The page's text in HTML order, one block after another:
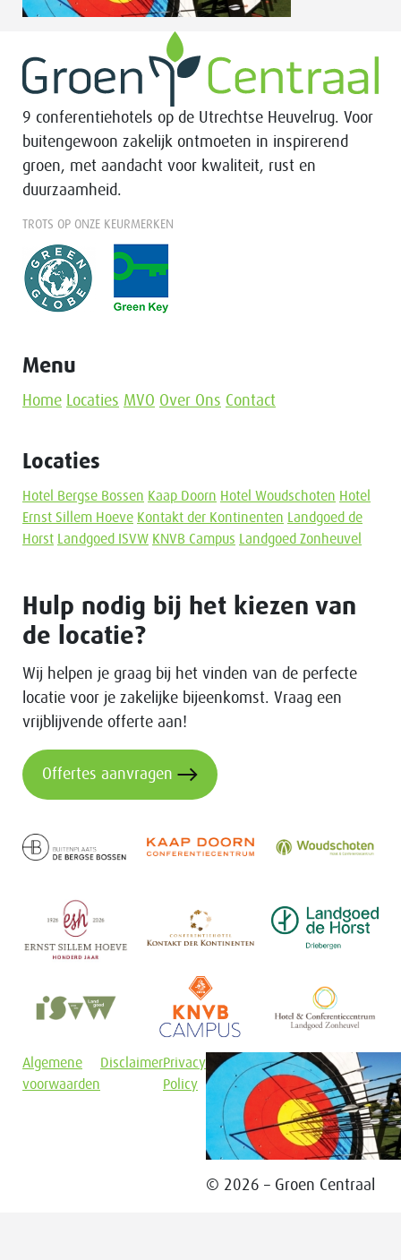
9 conferentiehotels op de Utrechtse Heuvelrug. Voor
buitengewoon zakelijk ontmoeten in inspirerend
groen, met aandacht voor kwaliteit, rust en
duurzaamheid.
TROTS OP ONZE KEURMERKEN
Menu
Home Locaties MVO Over Ons Contact
Locaties
Hotel Bergse Bossen Kaap Doorn Hotel Woudschoten Hotel
Ernst Sillem Hoeve Kontakt der Kontinenten
Landgoed de
Horst
Landgoed ISVW KNVB Campus Landgoed Zonheuvel
Hulp nodig bij het kiezen van
de locatie?
Wij helpen je graag bij het vinden van de perfecte
locatie voor je zakelijke bijeenkomst. Vraag een
vrijblijvende offerte aan!
Offertes aanvragen
Algemene
voorwaarden
DisclaimerPrivacy
Policy
© 2026 – Groen Centraal